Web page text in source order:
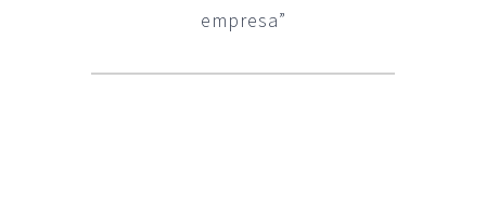
empresa”